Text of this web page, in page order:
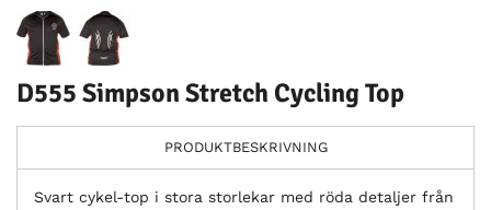
D555 Simpson Stretch Cycling Top
PRODUKTBESKRIVNING
Svart cykel-top i stora storlekar med röda detaljer från